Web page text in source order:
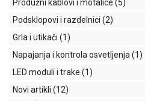
kontrola
Baterijska
Alat
Produžni kablovi i motalice (5)
Podsklopovi i razdelnici (2)
Grla i utikači (1)
Napajanja i kontrola osvetljenja (1)
LED moduli i trake (1)
Novi artikli (12)